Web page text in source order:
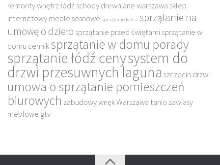
remonty wnętrz łódź schody drewniane warszawa sklep
internetowy meble sosnowe sprzątanie kalisz sprzątanie na
umowę o dzieło sprzątanie przed świętamisprzątanie w
domu cenniksprzątanie w domu porady
sprzątanie łódź cenysystem do
drzwi przesuwnych laguna szczecin drzwi
umowa o sprzątanie pomieszczeń
biurowych zabudowy wnęk Warszawa tanio zawiasy
meblowe gtv